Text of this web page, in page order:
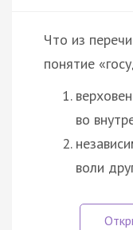
Что из
понятие
во
воли